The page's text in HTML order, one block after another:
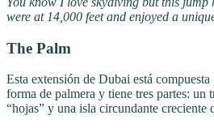
were at 14,000 feet and enjoyed a
The Palm
Esta extensión de Dubai está
forma de palmera y tiene tres partes: un
“hojas” y una isla circundante creciente